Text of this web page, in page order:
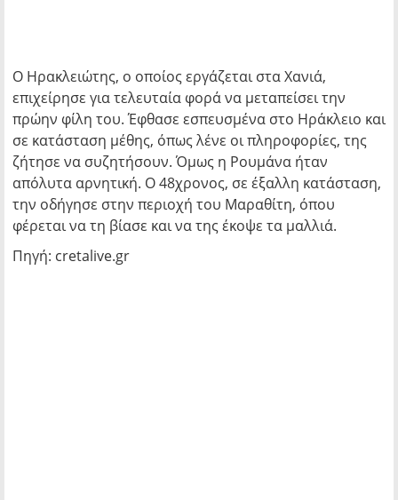
Ο Ηρακλειώτης, ο οποίος εργάζεται στα Χανιά,
επιχείρησε για τελευταία φορά να μεταπείσει την
πρώην φίλη του. Έφθασε εσπευσμένα στο Ηράκλειο και
σε κατάσταση μέθης, όπως λένε οι πληροφορίες, της
ζήτησε να συζητήσουν. Όμως η Ρουμάνα ήταν
απόλυτα αρνητική. Ο 48χρονος, σε έξαλλη κατάσταση,
την οδήγησε στην περιοχή του Μαραθίτη, όπου
φέρεται να τη βίασε και να της έκοψε τα μαλλιά.
Πηγή: cretalive.gr